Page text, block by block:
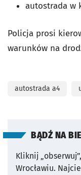
autostrada w
Policja prosi
warunków na
autostrada a4
BĄDŹ NA
Kliknij
Wrocławiu.